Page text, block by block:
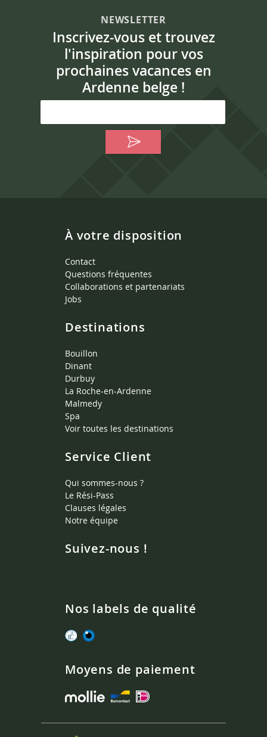
NEWSLETTER
Inscrivez-vous et trouvez
l'inspiration pour vos
prochaines vacances en
Ardenne belge !
À votre disposition
Contact
Questions fréquentes
Collaborations et partenariats
Jobs
Destinations
Bouillon
Dinant
Durbuy
La Roche-en-Ardenne
Malmedy
Spa
Voir toutes les destinations
Service Client
Qui sommes-nous ?
Le Rési-Pass
Clauses légales
Notre équipe
Suivez-nous !
Nos labels de qualité
Moyens de paiement